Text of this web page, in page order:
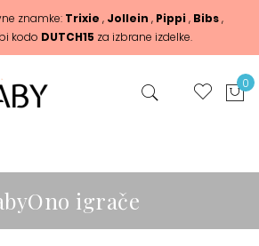
znamke: Trixie , Jollein , Pippi, Bibs,
kodo DUTCH15 za izbrane izdelke.
0
igrače